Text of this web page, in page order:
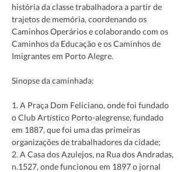
história da classe trabalhadora a partir de
trajetos de memória, coordenando os
Caminhos Operários e colaborando com os
Caminhos da Educação e os Caminhos de
Imigrantes em Porto Alegre.
Sinopse da caminhada:
1. A Praça Dom Feliciano, onde foi fundado
o Club Artístico Porto-alegrense, fundado
em 1887, que foi uma das primeiras
organizações de trabalhadores da cidade;
2. A Casa dos Azulejos, na Rua dos Andradas,
n.1527, onde funcionou em 1897 o jornal